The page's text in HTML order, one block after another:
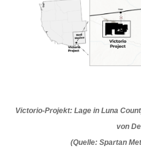
Victorio-Projekt: Lage in Luna
von
(Quelle: Spartan